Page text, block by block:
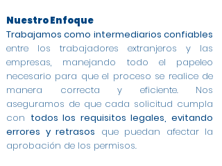
Nuestro Enfoque
Trabajamos como intermediarios confiables
entre los trabajadores extranjeros y las
empresas, manejando todo el papeleo
necesario para que el proceso se realice de
manera correcta y eficiente. Nos
aseguramos de que cada solicitud cumpla
con todos los requisitos legales, evitando
errores y retrasos que puedan afectar la
aprobación de los permisos.